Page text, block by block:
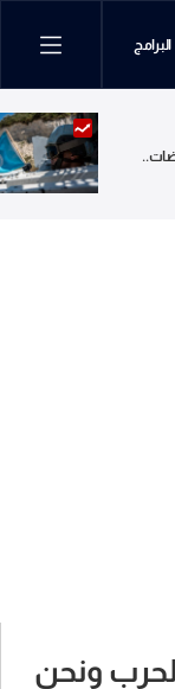
البرامج
ونحن